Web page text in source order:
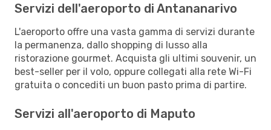
Servizi dell'aeroporto di Antananarivo
L'aeroporto offre una vasta gamma di servizi durante
la permanenza, dallo shopping di lusso alla
ristorazione gourmet. Acquista gli ultimi souvenir, un
best-seller per il volo, oppure collegati alla rete Wi-Fi
gratuita o concediti un buon pasto prima di partire.
Servizi all'aeroporto di Maputo